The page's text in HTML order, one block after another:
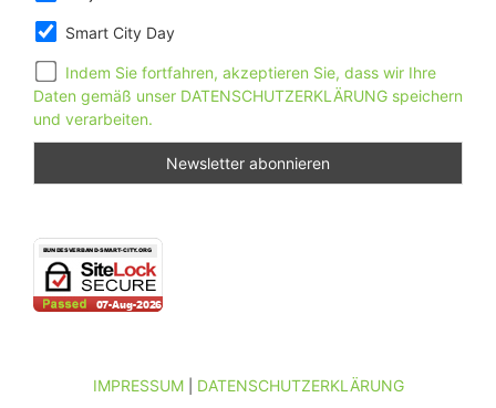
Smart City Day
Indem Sie fortfahren, akzeptieren Sie, dass wir Ihre
Daten gemäß unser DATENSCHUTZERKLÄRUNG speichern
und verarbeiten.
IMPRESSUM| DATENSCHUTZERKLÄRUNG